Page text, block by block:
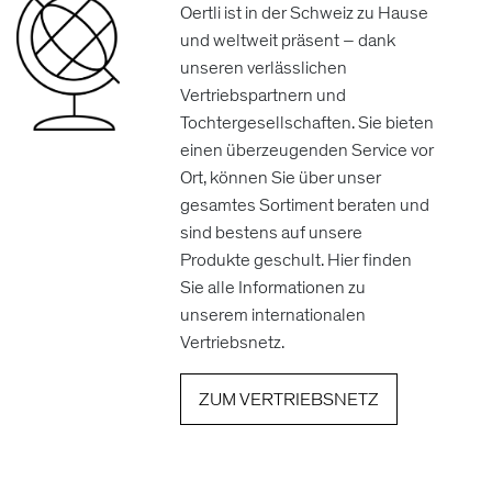
Oertli ist in der Schweiz zu Hause
und weltweit präsent – dank
unseren verlässlichen
Vertriebspartnern und
Tochtergesellschaften. Sie bieten
einen überzeugenden Service vor
Ort, können Sie über unser
gesamtes Sortiment beraten und
sind bestens auf unsere
Produkte geschult. Hier finden
Sie alle Informationen zu
unserem internationalen
Vertriebsnetz.
ZUM VERTRIEBSNETZ